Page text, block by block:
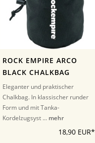
ROCK EMPIRE ARCO
BLACK CHALKBAG
Eleganter und praktischer
Chalkbag. In klassischer runder
Form und mit Tanka-
Kordelzugsyst ... mehr
18,90 EUR*